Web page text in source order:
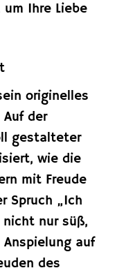
Ihre Liebe
originelles
der
gestalteter
wie die
mit Freude
Spruch „Ich
nur süß,
auf
des